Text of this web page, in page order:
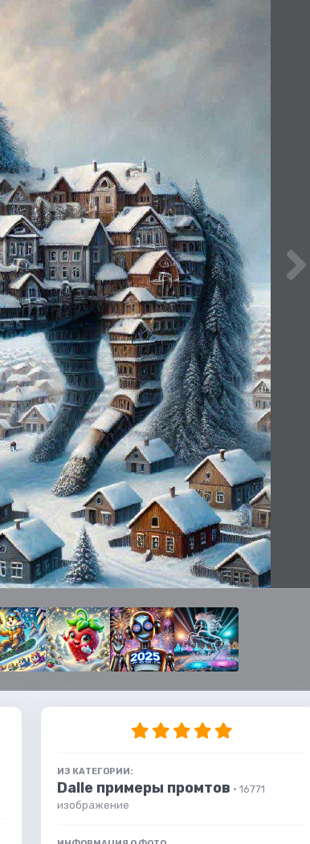
ИЗ КАТЕГОРИИ:
Dalle примеры промтов · 16771
изображение